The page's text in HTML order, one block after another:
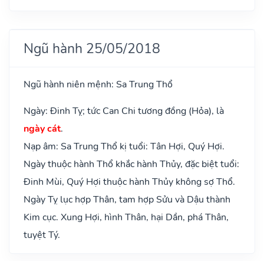
Ngũ hành 25/05/2018
Ngũ hành niên mệnh: Sa Trung Thổ
Ngày: Đinh Tỵ; tức Can Chi tương đồng (Hỏa), là
ngày cát.
Nạp âm: Sa Trung Thổ kị tuổi: Tân Hợi, Quý Hợi.
Ngày thuộc hành Thổ khắc hành Thủy, đặc biệt tuổi:
Đinh Mùi, Quý Hợi thuộc hành Thủy không sợ Thổ.
Ngày Tỵ lục hợp Thân, tam hợp Sửu và Dậu thành
Kim cục. Xung Hợi, hình Thân, hại Dần, phá Thân,
tuyệt Tý.